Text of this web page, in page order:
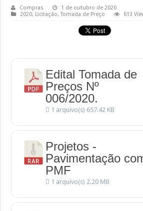
Compras
1 de outubro de 2020
2020, Licitação,Tomada de Preço 613
Edital Tomada de
Preços Nº
006/2020.
1 arquivo(s) 657.42 KB
Projetos -
Pavimentação
PMF
1 arquivo(s) 2.20 MB